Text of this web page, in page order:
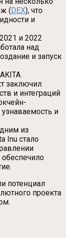
( DEX), что
и
и 2022
над
и запуск
заключил
и интеграций
и
из
Inu стало
потенциал
проекта